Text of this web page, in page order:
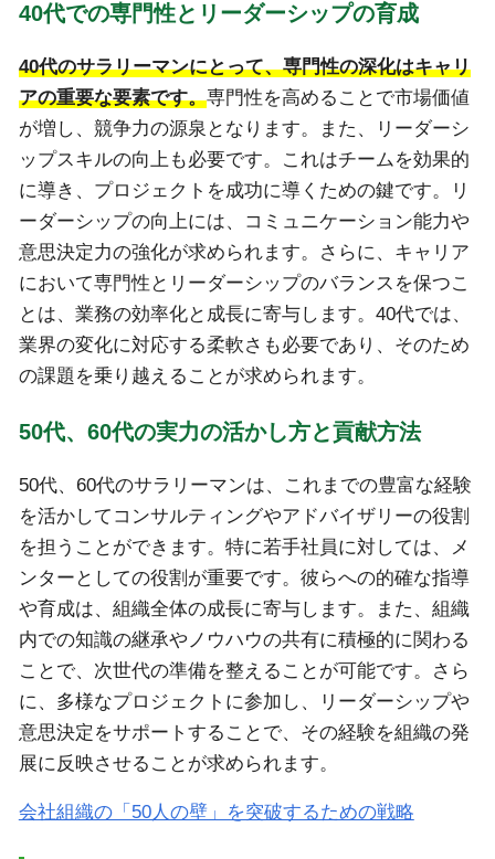
40代での専門性とリーダーシップの育成
40代のサラリーマンにとって、専門性の深化はキャリ
アの重要な要素です。専門性を高めることで市場価値
が増し、競争力の源泉となります。また、リーダーシ
ップスキルの向上も必要です。これはチームを効果的
に導き、プロジェクトを成功に導くための鍵です。リ
ーダーシップの向上には、コミュニケーション能力や
意思決定力の強化が求められます。さらに、キャリア
において専門性とリーダーシップのバランスを保つこ
とは、業務の効率化と成長に寄与します。40代では、
業界の変化に対応する柔軟さも必要であり、そのため
の課題を乗り越えることが求められます。
50代、60代の実力の活かし方と貢献方法
50代、60代のサラリーマンは、これまでの豊富な経験
を活かしてコンサルティングやアドバイザリーの役割
を担うことができます。特に若手社員に対しては、メ
ンターとしての役割が重要です。彼らへの的確な指導
や育成は、組織全体の成長に寄与します。また、組織
内での知識の継承やノウハウの共有に積極的に関わる
ことで、次世代の準備を整えることが可能です。さら
に、多様なプロジェクトに参加し、リーダーシップや
意思決定をサポートすることで、その経験を組織の発
展に反映させることが求められます。
会社組織の「50人の壁」を突破するための戦略